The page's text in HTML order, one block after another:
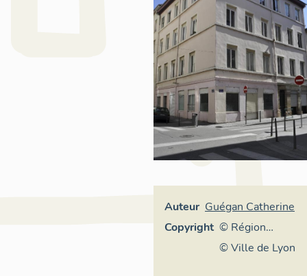
Auteur Guégan Catherine
Copyright © Région
Rhône-Alpes,
© Ville de Lyon